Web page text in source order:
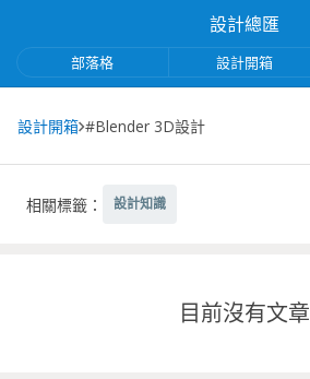
設計總匯
部落格 設計開箱
設計開箱 #Blender 3D設計
相關標籤： 設計知識
目前沒有文章